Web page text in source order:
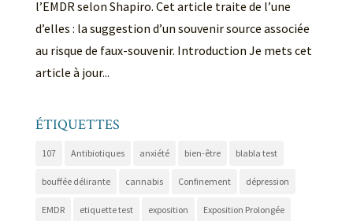
l’EMDR selon Shapiro. Cet article traite de l’une
d’elles : la suggestion d’un souvenir source associée
au risque de faux-souvenir. Introduction Je mets cet
article à jour...
ÉTIQUETTES
107 Antibiotiques anxiété bien-être blabla test
bouffée délirante cannabis Confinement dépression
EMDR etiquette test exposition Exposition Prolongée